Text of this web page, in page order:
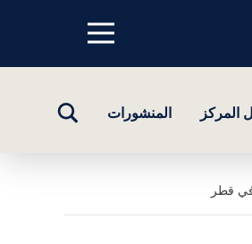
Menu
top
المركز المنشورات
تبديل
قطر